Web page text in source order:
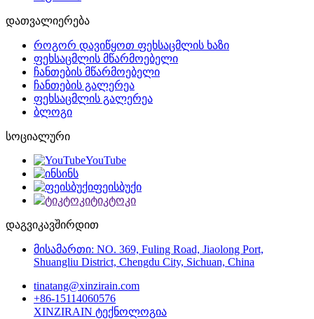
დათვალიერება
როგორ დავიწყოთ ფეხსაცმლის ხაზი
ფეხსაცმლის მწარმოებელი
ჩანთების მწარმოებელი
ჩანთების გალერეა
ფეხსაცმლის გალერეა
ბლოგი
სოციალური
YouTube
ინს
ფეისბუქი
ტიკტოკი
დაგვიკავშირდით
მისამართი: NO. 369, Fuling Road, Jiaolong Port,
Shuangliu District, Chengdu City, Sichuan, China
tinatang@xinzirain.com
+86-15114060576
XINZIRAIN ტექნოლოგია